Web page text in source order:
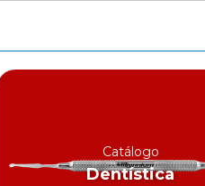
Catálogo
Dentística